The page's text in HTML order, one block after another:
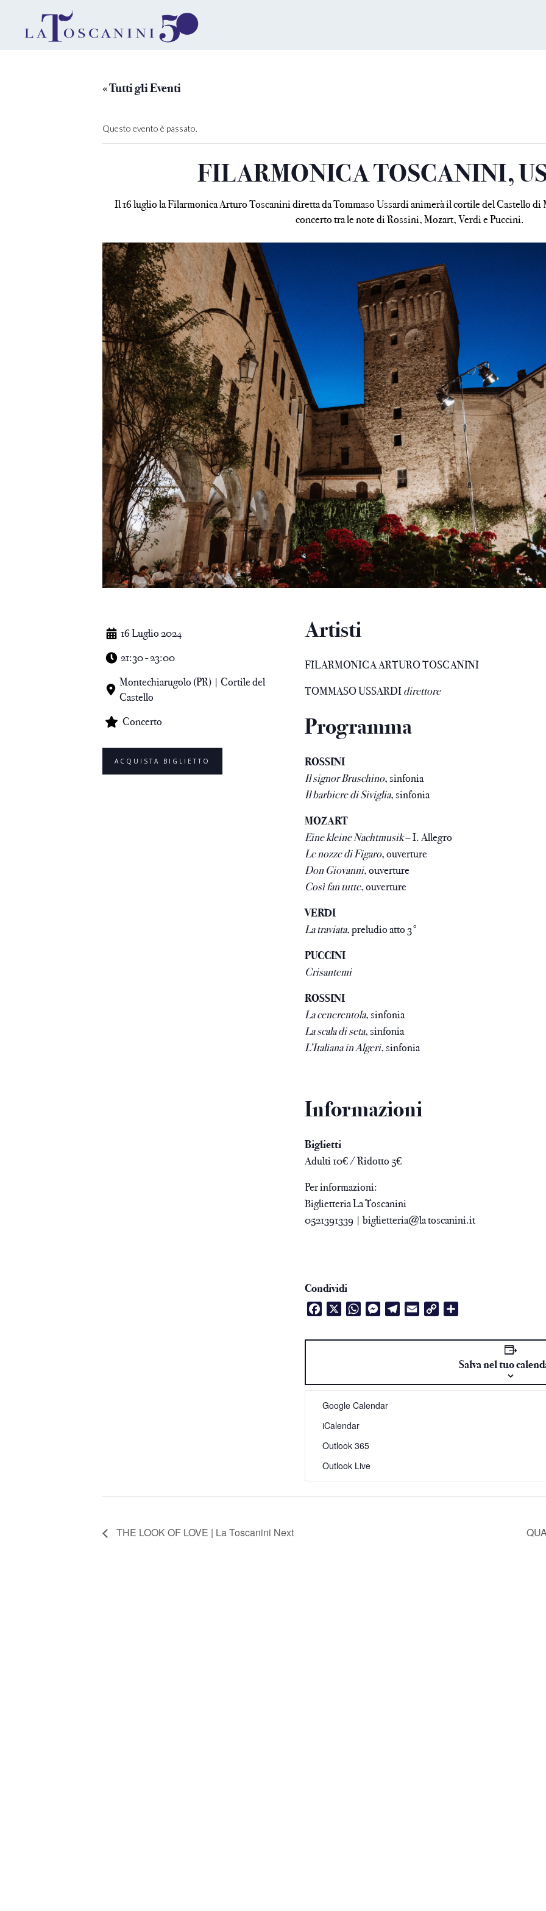
« Tutti gli Eventi
Questo evento è passato.
FILARMONICA TOSCANINI,
Il 16 luglio la Filarmonica Arturo Toscanini diretta da Tommaso Ussardi animerà il cortile del Castello
concerto tra le note di Rossini, Mozart, Verdi e Puccini.
16 Luglio 2024
21:30 - 23:00
Montechiarugolo (PR) | Cortile del
Castello
Concerto
ACQUISTA BIGLIETTO
Artisti
FILARMONICA ARTURO TOSCANINI
TOMMASO USSARDIdirettore
Programma
ROSSINI
Il signor Bruschino, sinfonia
Il barbiere di Siviglia, sinfonia
MOZART
Eine kleine Nachtmusik– I. Allegro
Le nozze di Figaro, ouverture
Don Giovanni, ouverture
Così fan tutte, ouverture
VERDI
La traviata, preludio atto 3°
PUCCINI
Crisantemi
ROSSINI
La cenerentola, sinfonia
La scala di seta, sinfonia
L’Italiana in Algeri, sinfonia
Informazioni
Biglietti
Adulti 10€ / Ridotto 5€
Per informazioni:
Biglietteria La Toscanini
0521391339 | biglietteria@la toscanini.it
Condividi
Facebook
X WhatsAppMessenger
Telegram
Email
Copy
Salva nel tuo
Google Calendar
iCalendar
Outlook 365
Outlook Live
THE LOOK OF LOVE | La Toscanini Next